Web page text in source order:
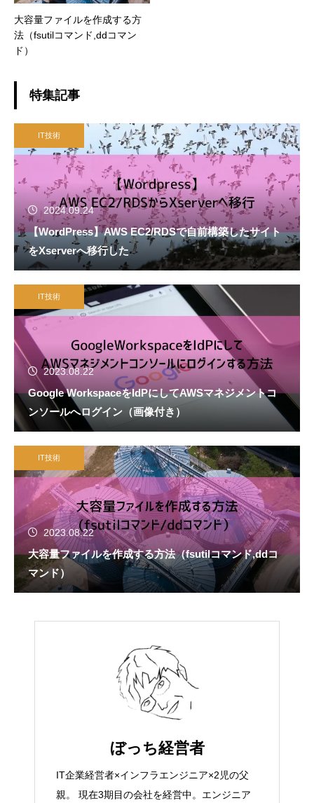
大容量ファイルを作成する方
法（fsutilコマンド,ddコマン
ド）
特集記事
IT技術
2024.09.24
【WordPress】AWS EC2/RDSで自前構築したサイト
をXserverへ移行した
IT技術
2023.08.22
Google WorkspaceをIdPにしてAWSマネジメントコ
ンソールへログイン（画像付き）
IT技術
2023.08.22
大容量ファイルを作成する方法（fsutilコマンド,ddコ
マンド）
ぼっち経営者
IT企業経営者×インフラエンジニア×2児の父
親。 現在3期目の会社を経営中。エンジニア